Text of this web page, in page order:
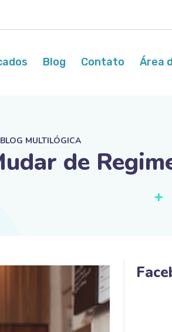
Blog Contato Área
BLOG MULTILÓGICA
de